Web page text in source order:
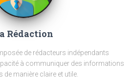
Rédaction
de rédacteurs indépendants
à communiquer des informations
de manière claire et utile.